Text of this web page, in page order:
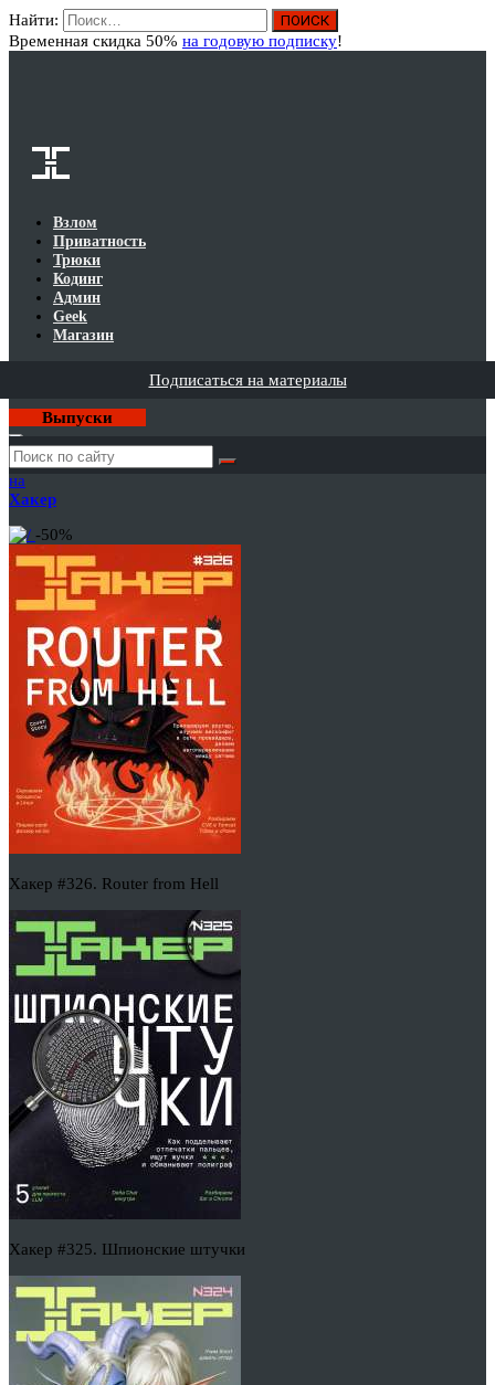
Найти:
Временная скидка 50% на годовую подписку!
Взлом
Приватность
Трюки
Кодинг
Админ
Geek
Магазин
Подписаться на материалы
Выпуски
Годовая
подписка
на
Хакер
-50%
Хакер #326. Router from Hell
Хакер #325. Шпионские штучки